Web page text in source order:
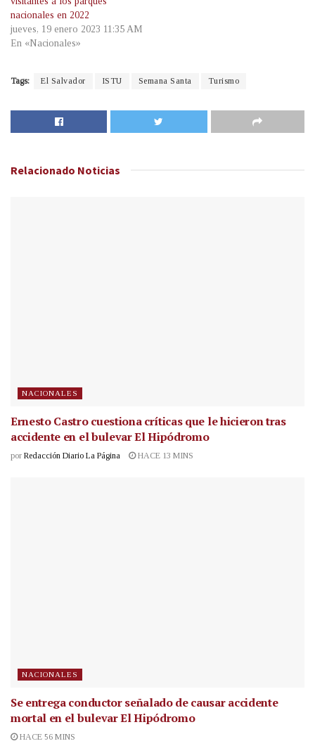
nacionales en 2022
jueves, 19 enero 2023 11:35 AM
En «Nacionales»
Tags: El Salvador ISTU Semana Santa Turismo
Relacionado Noticias
NACIONALES
Ernesto Castro cuestiona críticas que le hicieron tras
accidente en el bulevar El Hipódromo
por Redacción Diario La Página HACE 13 MINS
NACIONALES
Se entrega conductor señalado de causar accidente
mortal en el bulevar El Hipódromo
HACE 56 MINS